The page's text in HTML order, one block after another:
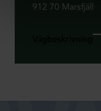
912 70 Marsfjäll